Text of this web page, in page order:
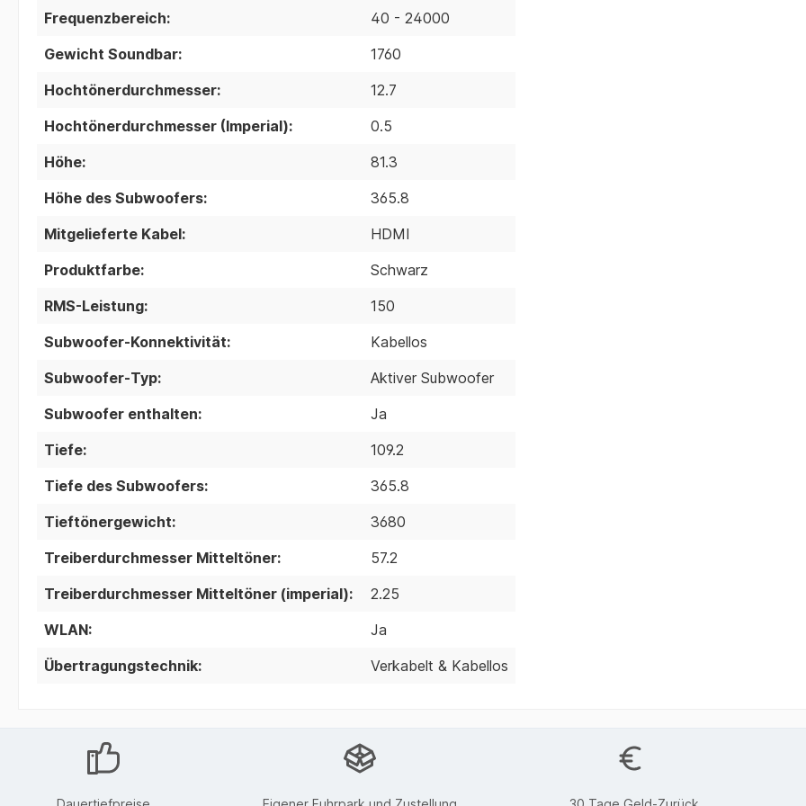
Frequenzbereich:
40 - 24000
Gewicht Soundbar:
1760
Hochtönerdurchmesser:
12.7
Hochtönerdurchmesser (Imperial):
0.5
Höhe:
81.3
Höhe des Subwoofers:
365.8
Mitgelieferte Kabel:
HDMI
Produktfarbe:
Schwarz
RMS-Leistung:
150
Subwoofer-Konnektivität:
Kabellos
Subwoofer-Typ:
Aktiver Subwoofer
Subwoofer enthalten:
Ja
Tiefe:
109.2
Tiefe des Subwoofers:
365.8
Tieftönergewicht:
3680
Treiberdurchmesser Mitteltöner:
57.2
Treiberdurchmesser Mitteltöner (imperial):
2.25
WLAN:
Ja
Übertragungstechnik:
Verkabelt & Kabellos